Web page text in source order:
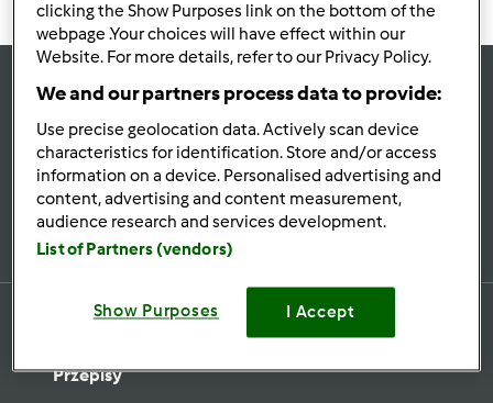
Bądźna bieżąco
Zapisz się do naszego newslettera
Przepisy
clicking the Show Purposes link on the bottom of the
webpage .Your choices will have effect within our
Website. For more details, refer to our Privacy Policy.
We and our partners process data to provide:
Use precise geolocation data. Actively scan device
characteristics for identification. Store and/or access
information on a device. Personalised advertising and
content, advertising and content measurement,
audience research and services development.
List of Partners (vendors)
Show Purposes I Accept